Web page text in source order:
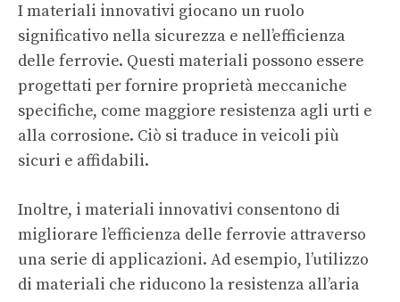
I materiali innovativi giocano un ruolo
significativo nella sicurezza e nell’efficienza
delle ferrovie. Questi materiali possono essere
progettati per fornire proprietà meccaniche
specifiche, come maggiore resistenza agli urti e
alla corrosione. Ciò si traduce in veicoli più
sicuri e affidabili.
Inoltre, i materiali innovativi consentono di
migliorare l’efficienza delle ferrovie attraverso
una serie di applicazioni. Ad esempio, l’utilizzo
di materiali che riducono la resistenza all’aria